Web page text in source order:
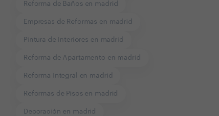
Reforma de Baños en madrid
Empresas de Reformas en madrid
Pintura de Interiores en madrid
Reforma de Apartamento en madrid
Reforma Integral en madrid
Reformas de Pisos en madrid
Decoración en madrid